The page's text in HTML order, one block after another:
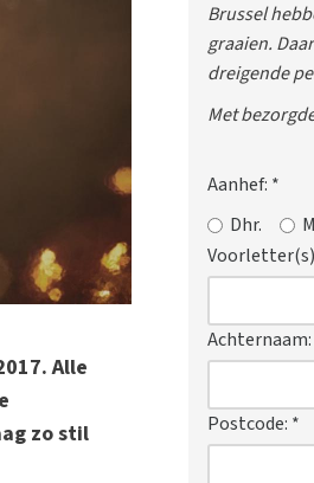
Alle
zo stil
Brussel
graaien.
dreigende
Met
Aanhef: *
Dhr.
Achternaam:
Postcode: *